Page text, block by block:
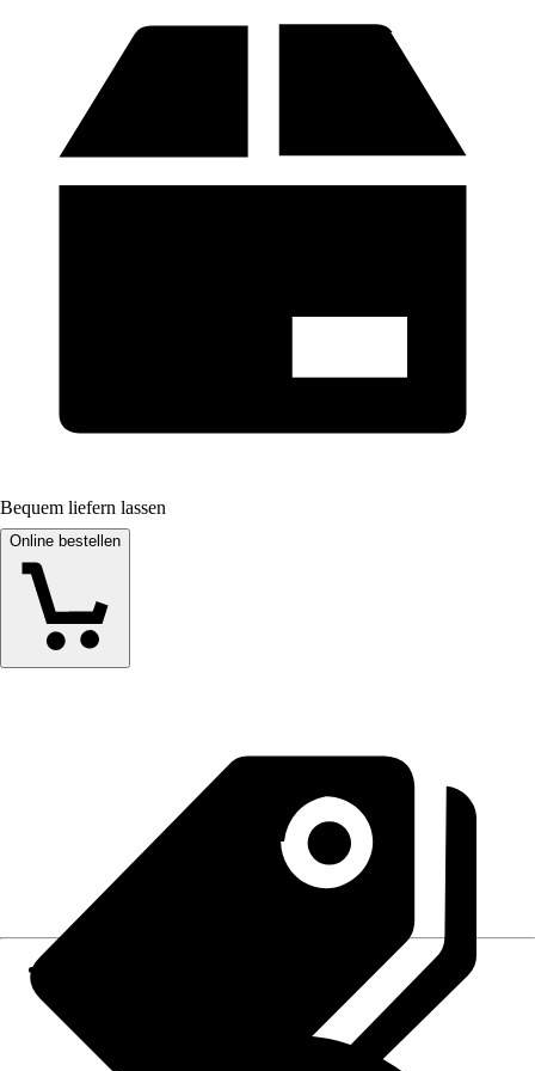
Bequem liefern lassen
Online bestellen